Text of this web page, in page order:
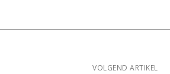
VOLGEND ARTIKEL